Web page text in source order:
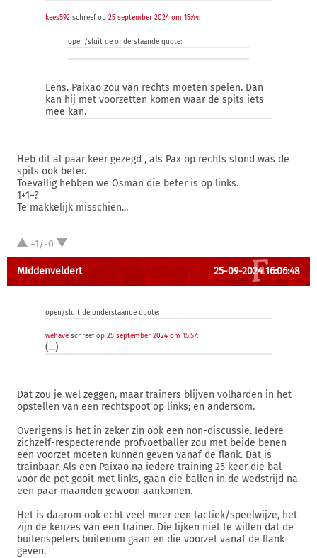
kees592 schreef op 25 september 2024 om 15:44:
open/sluit de onderstaande quote:
Eens. Paixao zou van rechts moeten spelen. Dan
kan hij met voorzetten komen waar de spits iets
mee kan.
Heb dit al paar keer gezegd , als Pax op rechts stond was de
spits ook beter.
Toevallig hebben we Osman die beter is op links.
1+1=?
Te makkelijk misschien...
+1/-0
MIddenveldert 25-09-2024 16:06:48
open/sluit de onderstaande quote:
wehave schreef op 25 september 2024 om 15:57:
(...)
Dat zou je wel zeggen, maar trainers blijven volharden in het
opstellen van een rechtspoot op links; en andersom.
Overigens is het in zeker zin ook een non-discussie. Iedere
zichzelf-respecterende profvoetballer zou met beide benen
een voorzet moeten kunnen geven vanaf de flank. Dat is
trainbaar. Als een Paixao na iedere training 25 keer die bal
voor de pot gooit met links, gaan die ballen in de wedstrijd na
een paar maanden gewoon aankomen.
Het is daarom ook echt veel meer een tactiek/speelwijze, het
zijn de keuzes van een trainer. Die lijken niet te willen dat de
buitenspelers buitenom gaan en die voorzet vanaf de flank
geven.